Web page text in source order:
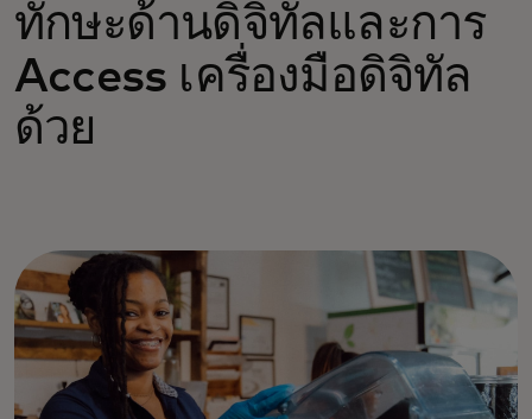
ทักษะด้านดิจิทัลและการ
Access เครื่องมือดิจิทัล
ด้วย